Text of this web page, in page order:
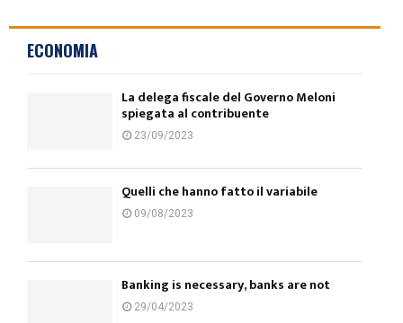
ECONOMIA
La delega fiscale del Governo Meloni
spiegata al contribuente
23/09/2023
Quelli che hanno fatto il variabile
09/08/2023
Banking is necessary, banks are not
29/04/2023